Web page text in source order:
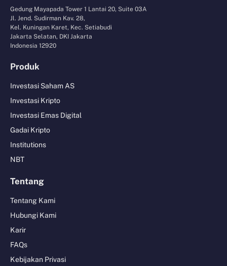
Gedung Mayapada Tower 1 Lantai 20, Suite 03A
Jl. Jend. Sudirman Kav. 28,
Kel. Kuningan Karet, Kec. Setiabudi
Jakarta Selatan, DKI Jakarta
Indonesia 12920
Produk
Investasi Saham AS
Investasi Kripto
Investasi Emas Digital
Gadai Kripto
Institutions
NBT
Tentang
Tentang Kami
Hubungi Kami
Karir
FAQs
Kebijakan Privasi